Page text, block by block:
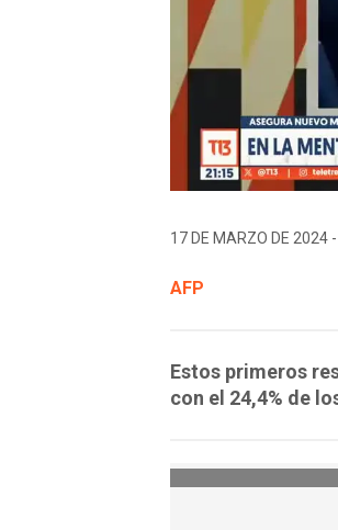
17 DE MARZO DE 2024 -
AFP
Estos primeros
con el 24,4% de